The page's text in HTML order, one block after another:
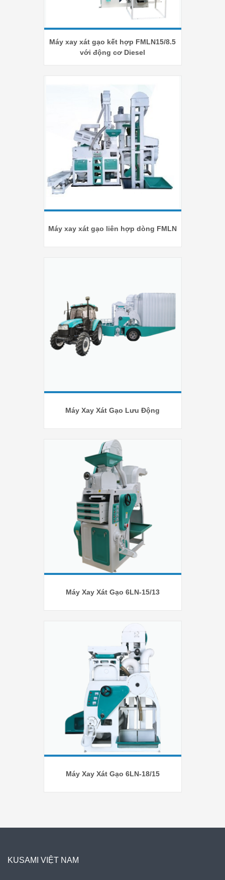
Máy xay xát gạo kết hợp FMLN15/8.5
với động cơ Diesel
Máy xay xát gạo liên hợp dòng FMLN
Máy Xay Xát Gạo Lưu Động
Máy Xay Xát Gạo 6LN-15/13
Máy Xay Xát Gạo 6LN-18/15
KUSAMI VIỆT NAM